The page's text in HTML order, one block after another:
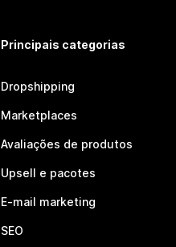
Principais categorias
Dropshipping
Marketplaces
Avaliações de produtos
Upsell e pacotes
E-mail marketing
SEO